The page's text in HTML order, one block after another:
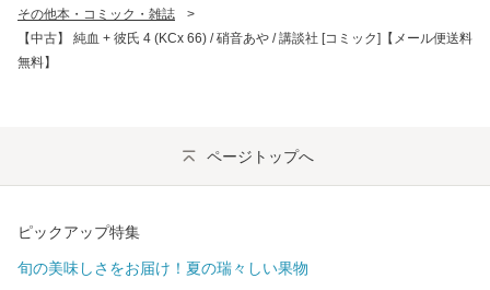
その他本・コミック・雑誌
>
【中古】 純血 + 彼氏 4 (KCx 66) / 硝音あや / 講談社 [コミック]【メール便送料
無料】
ページトップへ
ピックアップ特集
旬の美味しさをお届け！夏の瑞々しい果物